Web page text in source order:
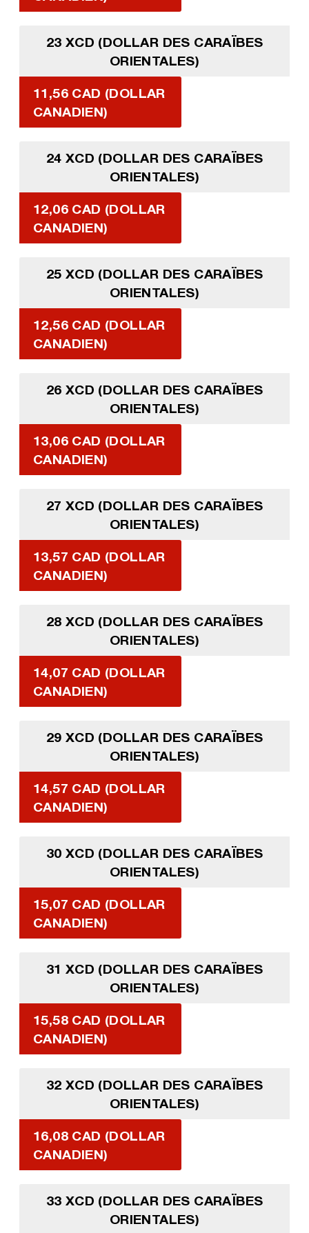
23 XCD (DOLLAR DES CARAÏBES
ORIENTALES)
11,56 CAD (DOLLAR
CANADIEN)
24 XCD (DOLLAR DES CARAÏBES
ORIENTALES)
12,06 CAD (DOLLAR
CANADIEN)
25 XCD (DOLLAR DES CARAÏBES
ORIENTALES)
12,56 CAD (DOLLAR
CANADIEN)
26 XCD (DOLLAR DES CARAÏBES
ORIENTALES)
13,06 CAD (DOLLAR
CANADIEN)
27 XCD (DOLLAR DES CARAÏBES
ORIENTALES)
13,57 CAD (DOLLAR
CANADIEN)
28 XCD (DOLLAR DES CARAÏBES
ORIENTALES)
14,07 CAD (DOLLAR
CANADIEN)
29 XCD (DOLLAR DES CARAÏBES
ORIENTALES)
14,57 CAD (DOLLAR
CANADIEN)
30 XCD (DOLLAR DES CARAÏBES
ORIENTALES)
15,07 CAD (DOLLAR
CANADIEN)
31 XCD (DOLLAR DES CARAÏBES
ORIENTALES)
15,58 CAD (DOLLAR
CANADIEN)
32 XCD (DOLLAR DES CARAÏBES
ORIENTALES)
16,08 CAD (DOLLAR
CANADIEN)
33 XCD (DOLLAR DES CARAÏBES
ORIENTALES)